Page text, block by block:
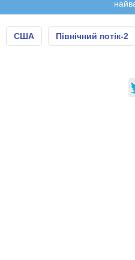
США Північний потік-2